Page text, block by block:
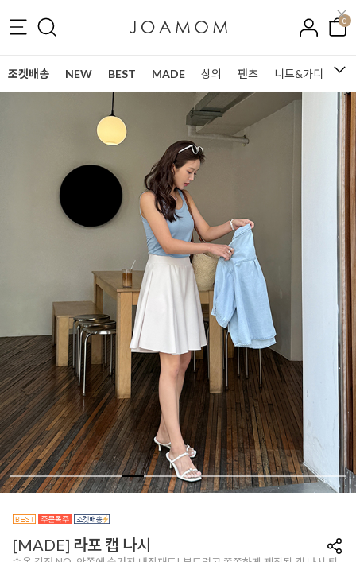
0
조켓배송 NEW BEST MADE 상의 팬츠 니트&가디건
[MADE] 라포 캡 나시